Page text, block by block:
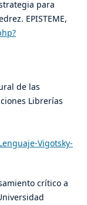
para
EPISTEME,
de las
Librerías
Vigotsky-
crítico a